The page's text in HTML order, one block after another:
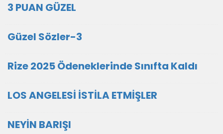
3 PUAN GÜZEL
Güzel Sözler-3
Rize 2025 Ödeneklerinde Sınıfta Kaldı
LOS ANGELESİ İSTİLA ETMİŞLER
NEYİN BARIŞI